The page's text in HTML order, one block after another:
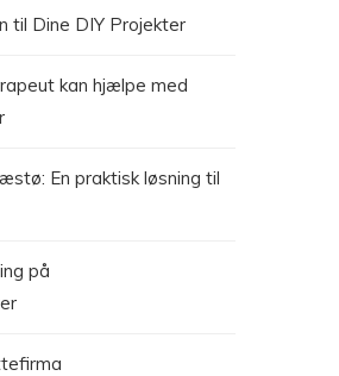
til Dine DIY Projekter
kan hjælpe med
En praktisk løsning til
på